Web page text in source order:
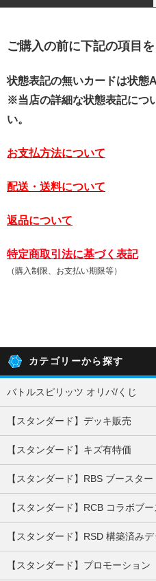
ご購入の前に下記の項目
状態表記の無いカードは状態
※当店の詳細な状態表記につ
い。
お支払方法について
配送・送料について
返品について
特定商取引法に基づく表記
（購入制限、お支払い期限等）
カテゴリーから探す
バトルスピリッツ オリパ/くじ
【スタンダード】デッキ販売
【スタンダード】キズ有特価
【スタンダード】RBS ブースター
【スタンダード】RCB コラボブ
【スタンダード】RSD 構築済みデ
【スタンダード】プロモーション